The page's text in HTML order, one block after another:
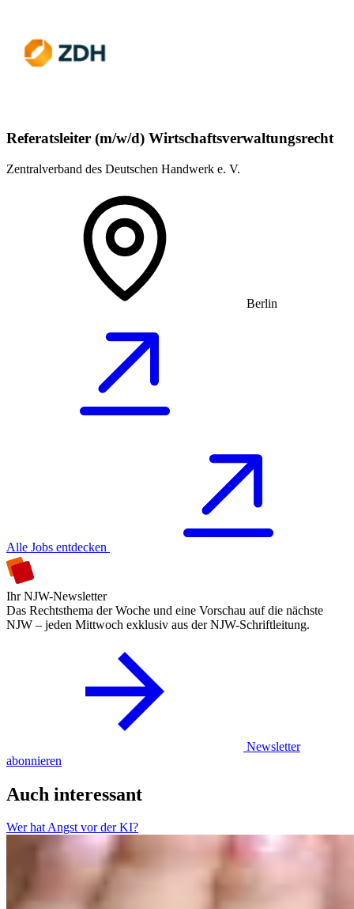
Referatsleiter (m/w/d) Wirtschaftsverwaltungsrecht
Zentralverband des Deutschen Handwerk e. V.
Berlin
Alle Jobs entdecken
Ihr NJW-Newsletter
Das Rechtsthema der Woche und eine Vorschau auf die nächste
NJW – jeden Mittwoch exklusiv aus der NJW-Schriftleitung.
Newsletter
abonnieren
Auch interessant
Wer hat Angst vor der KI?